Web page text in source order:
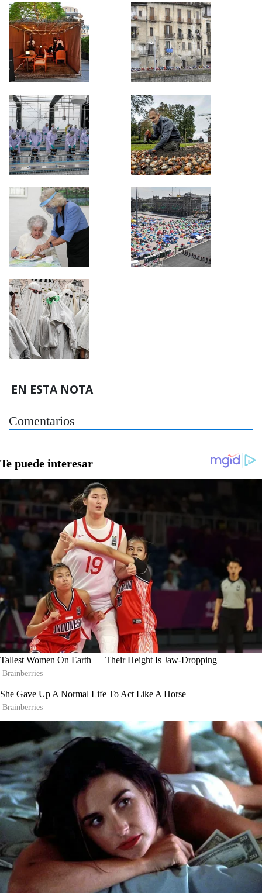
EN ESTA NOTA
Comentarios